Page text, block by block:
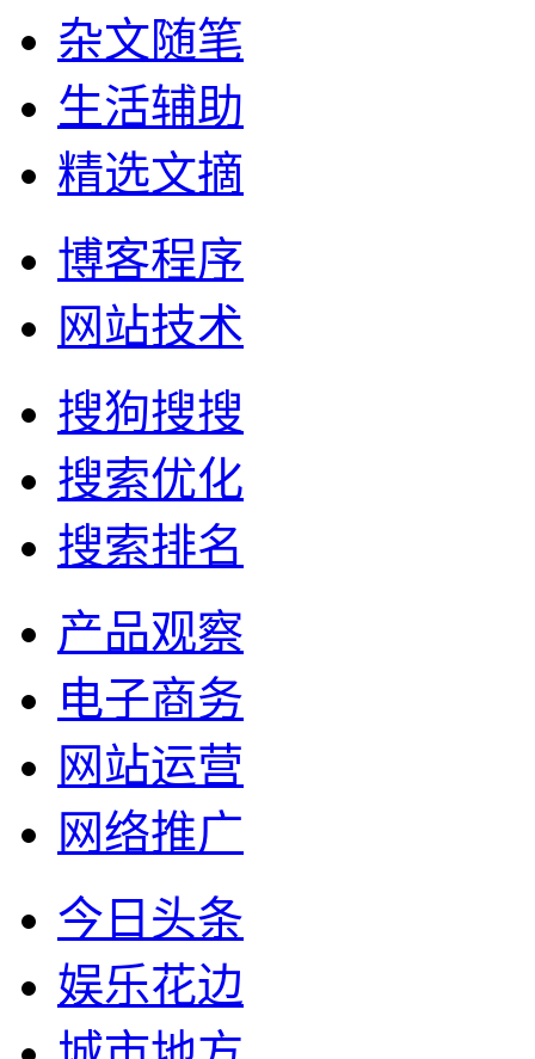
杂文随笔
生活辅助
精选文摘
博客程序
网站技术
搜狗搜搜
搜索优化
搜索排名
产品观察
电子商务
网站运营
网络推广
今日头条
娱乐花边